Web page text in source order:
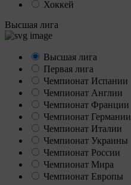
Хоккей
Высшая лига
Высшая лига
Первая лига
Чемпионат Испании
Чемпионат Англии
Чемпионат Франции
Чемпионат Германии
Чемпионат Италии
Чемпионат Украины
Чемпионат России
Чемпионат Мира
Чемпионат Европы